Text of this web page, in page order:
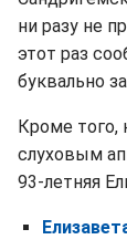
ни разу не
этот раз
буквально
Кроме того,
слуховым
93-летняя